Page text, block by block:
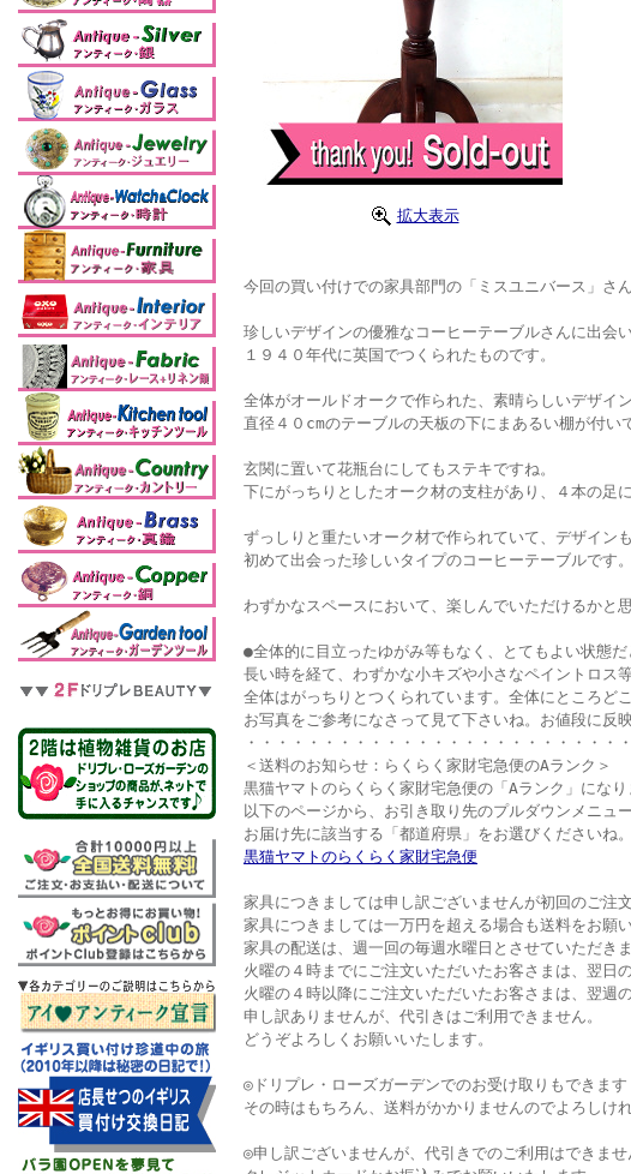
拡大表示
今回の買い付けでの家具部門の「ミスユニバース」
珍しいデザインの優雅なコーヒーテーブルさんに出会
１９４０年代に英国でつくられたものです。
全体がオールドオークで作られた、素晴らしいデザイ
直径４０cmのテーブルの天板の下にまあるい棚が付い
玄関に置いて花瓶台にしてもステキですね。
下にがっちりとしたオーク材の支柱があり、４本の足
ずっしりと重たいオーク材で作られていて、デザインも
初めて出会った珍しいタイプのコーヒーテーブルです。
わずかなスペースにおいて、楽しんでいただけるかと
●全体的に目立ったゆがみ等もなく、とてもよい状態だ
長い時を経て、わずかな小キズや小さなペイントロス
全体はがっちりとつくられています。全体にところど
お写真をご参考になさって見て下さいね。お値段に反
・・・・・・・・・・・・・・・・・・・・・・・・
＜送料のお知らせ：らくらく家財宅急便のAランク＞
黒猫ヤマトのらくらく家財宅急便の「Aランク」になり
以下のページから、お引き取り先のプルダウンメニュ
お届け先に該当する「都道府県」をお選びくださいね。
黒猫ヤマトのらくらく家財宅急便
家具につきましては申し訳ございませんが初回のご注
家具につきましては一万円を超える場合も送料をお願い
家具の配送は、週一回の毎週水曜日とさせていただきま
火曜の４時までにご注文いただいたお客さまは、翌日
火曜の４時以降にご注文いただいたお客さまは、翌週
申し訳ありませんが、代引きはご利用できません。
どうぞよろしくお願いいたします。
◎ドリプレ・ローズガーデンでのお受け取りもできます
その時はもちろん、送料がかかりませんのでよろしけ
◎申し訳ございませんが、代引きでのご利用はできませ